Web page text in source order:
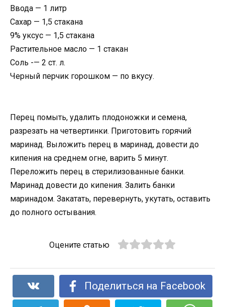
Ввода — 1 литр
Сахар — 1,5 стакана
9% уксус — 1,5 стакана
Растительное масло — 1 стакан
Соль -— 2 ст. л.
Черный перчик горошком — по вкусу.
Перец помыть, удалить плодоножки и семена,
разрезать на четвертинки. Приготовить горячий
маринад. Выложить перец в маринад, довести до
кипения на среднем огне, варить 5 минут.
Переложить перец в стерилизованные банки.
Маринад довести до кипения. Залить банки
маринадом. Закатать, перевернуть, укутать, оставить
до полного остывания.
Оцените статью
Поделиться на Facebook